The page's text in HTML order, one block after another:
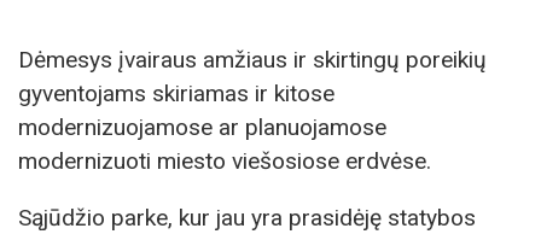
Dėmesys įvairaus amžiaus ir skirtingų poreikių
gyventojams skiriamas ir kitose
modernizuojamose ar planuojamose
modernizuoti miesto viešosiose erdvėse.
Sąjūdžio parke, kur jau yra prasidėję statybos